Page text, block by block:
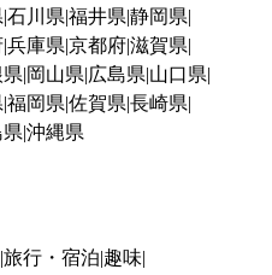
石川県 福井県 静岡県
兵庫県 京都府滋賀県
岡山県 広島県 山口県
福岡県 佐賀県 長崎県
沖縄県
旅行・宿泊 趣味